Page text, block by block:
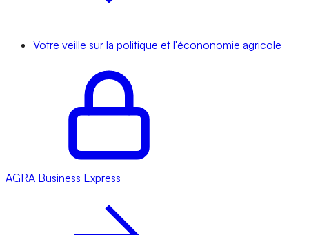
Votre veille sur la politique et l'écononomie agricole
AGRA Business Express